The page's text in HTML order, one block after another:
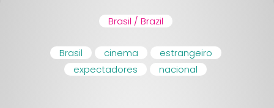
Brasil / Brazil
Brasil cinema
estrangeiro
expectadores
nacional